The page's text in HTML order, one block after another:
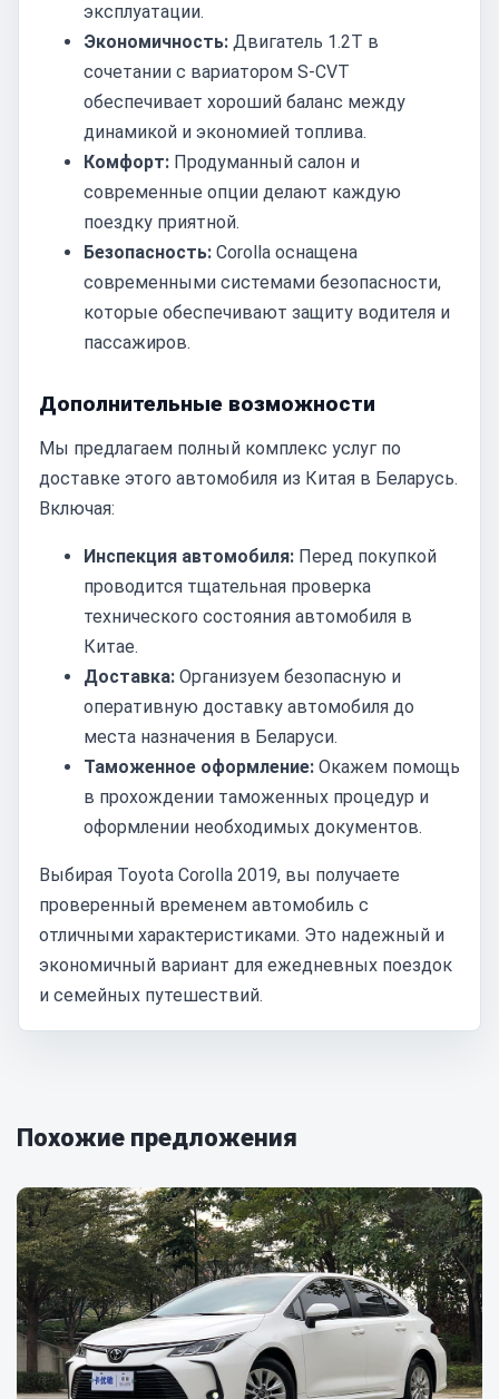
эксплуатации.
Экономичность: Двигатель 1.2T в
сочетании с вариатором S-CVT
обеспечивает хороший баланс между
динамикой и экономией топлива.
Комфорт: Продуманный салон и
современные опции делают каждую
поездку приятной.
Безопасность: Corolla оснащена
современными системами безопасности,
которые обеспечивают защиту водителя и
пассажиров.
Дополнительные возможности
Мы предлагаем полный комплекс услуг по
доставке этого автомобиля из Китая в Беларусь.
Включая:
Инспекция автомобиля: Перед покупкой
проводится тщательная проверка
технического состояния автомобиля в
Китае.
Доставка: Организуем безопасную и
оперативную доставку автомобиля до
места назначения в Беларуси.
Таможенное оформление: Окажем помощь
в прохождении таможенных процедур и
оформлении необходимых документов.
Выбирая Toyota Corolla 2019, вы получаете
проверенный временем автомобиль с
отличными характеристиками. Это надежный и
экономичный вариант для ежедневных поездок
и семейных путешествий.
Похожие предложения